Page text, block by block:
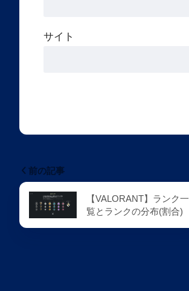
サイト
前の記事
【VALORANT】ランク一
覧とランクの分布(割合)